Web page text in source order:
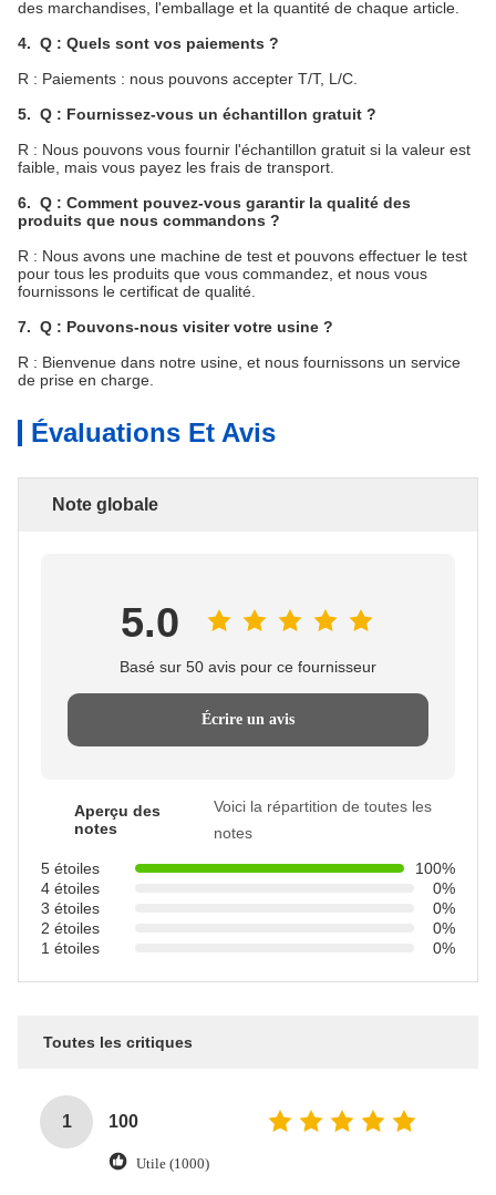
des marchandises, l'emballage et la quantité de chaque article.
4. Q : Quels sont vos paiements ?
R : Paiements : nous pouvons accepter T/T, L/C.
5. Q : Fournissez-vous un échantillon gratuit ?
R : Nous pouvons vous fournir l'échantillon gratuit si la valeur est
faible, mais vous payez les frais de transport.
6. Q : Comment pouvez-vous garantir la qualité des
produits que nous commandons ?
R : Nous avons une machine de test et pouvons effectuer le test
pour tous les produits que vous commandez, et nous vous
fournissons le certificat de qualité.
7. Q : Pouvons-nous visiter votre usine ?
R : Bienvenue dans notre usine, et nous fournissons un service
de prise en charge.
Évaluations Et Avis
Note globale
5.0
Basé sur 50 avis pour ce fournisseur
Écrire un avis
Aperçu des
notes
Voici la répartition de toutes les
notes
5 étoiles
100%
4 étoiles
0%
3 étoiles
0%
2 étoiles
0%
1 étoiles
0%
Toutes les critiques
1 100
Utile (1000)